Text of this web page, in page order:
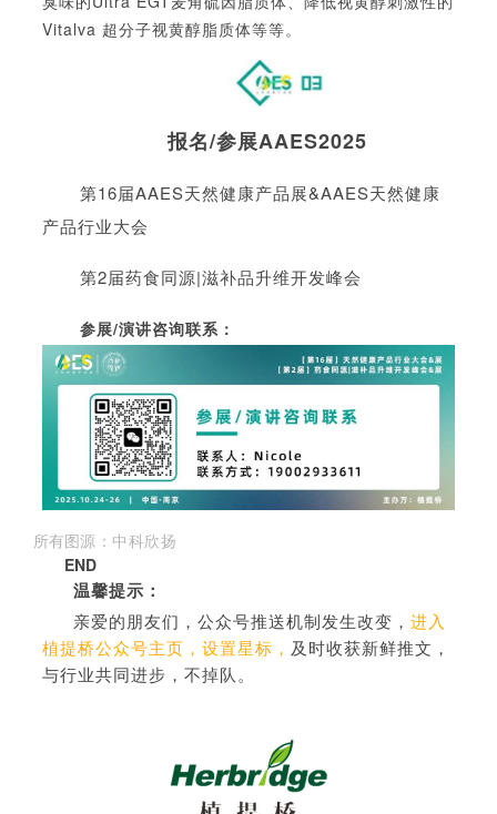
Vitalva 超分子视黄醇脂质体等等。
报名/参展AAES2025
第16届AAES天然健康产品展&AAES天然健康
产品行业大会
第2届药食同源|滋补品升维开发峰会
参展/演讲咨询联系：
所有图源 ： 中科欣扬
END
温馨提示：
亲爱的朋友们，公众号推送机制发生改变， 进入
植提桥公众号主页，设置星标， 及时收获新鲜推文，
与行业共同进步，不掉队。